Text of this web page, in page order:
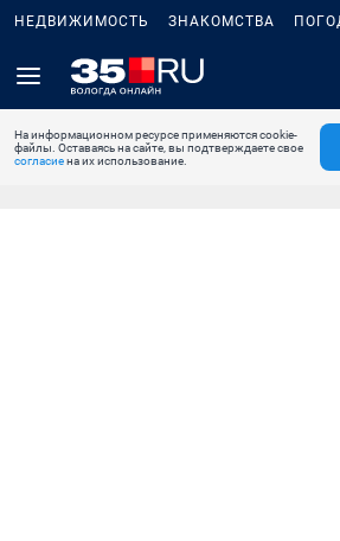
НЕДВИЖИМОСТЬ ЗНАКОМСТВА
На информационном ресурсе применяются cookie-
файлы. Оставаясь на сайте, вы подтверждаете свое
согласиена их использование.